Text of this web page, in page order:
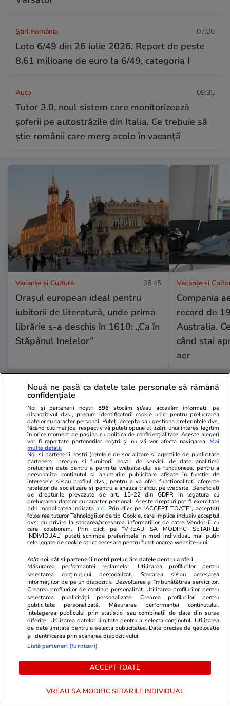
Știri România 07:00
Loto 6/49 din 26 iulie 2026. Report de peste
8,61 milioane de euro la 6/49, categoria I
Auto 09:35
Tutor 3.0, noul sistem care monitorizează
șoferii pe autostrăzile din Italia. Ce trebuie să
știe românii care merg acolo în vacanță
Vacanțe și Cultură 06:45
Orașul european ideal pentru
iubitorii de literatură, unde prima
librărie s-a deschis în 1610: „Ca în
Stăpânul Inelelor”
Vacanțe și
Compania
record de
Australia.
când stai
aer
Horoscop
Horoscop 26 iulie 2026. Racii
încep o perioadă mai dificilă în
relația cu superiorii, poate și pe
fondul unui volum mai mare de
muncă
Vacanțe și Cultură 24 iul.
Cum să călătoreşti doar cu
bagajul de mână. Ghid pentru
eficientizarea spaţiului
Lifestyle 22 iul.
Cum păstrăm brânza fără să
mucegăiască
Nouă ne pasă ca datele tale personale să rămână
confidențiale
Noi și partenerii noștri 596 stocăm și/sau accesăm informații pe
dispozitivul dvs., precum identificatorii cookie unici pentru prelucrarea
datelor cu caracter personal. Puteți accepta sau gestiona preferințele dvs.
făcând clic mai jos, respectiv vă puteți opune utilizării unui interes legitim
în orice moment pe pagina cu politica de confidențialitate. Aceste alegeri
vor fi raportate partenerilor noștri și nu vă vor afecta navigarea. Mai
multe detalii
Noi si partenerii nostri (retelele de socializare si agentiile de publicitate
partenere, precum si furnizorii nostri de servicii de date analitice)
prelucram date pentru a permite website-ului sa functioneze, pentru a
personaliza continutul si anunturile publicitare afisate in functie de
interesele si/sau profilul dvs., pentru a va oferi functionalitati aferente
retelelor de socializare si pentru a analiza traficul pe website. Beneficiati
de drepturile prevazute de art. 15-22 din GDPR in legatura cu
prelucrarea datelor cu caracter personal. Aceste drepturi pot fi exercitate
prin modalitatea indicataaici. Prin click pe “ACCEPT TOATE”, acceptati
folosirea tuturor Tehnologiilor de tip Cookie, care implica inclusiv acceptul
dvs. cu privire la stocarea/accesarea informatiilor de catre Vendor-ii cu
care colaboram. Prin click pe “VREAU SA MODIFIC SETARILE
INDIVIDUAL” puteti schimba preferintele in mod individual, mai putin
cele legate de cookie strict necesare pentru functionarea website-ului.
Atât noi, cât și partenerii noștri prelucrăm datele pentru a oferi:
Măsurarea performanței reclamelor. Utilizarea profilurilor pentru
selectarea conținutului personalizat. Stocarea și/sau accesarea
informațiilor de pe un dispozitiv. Dezvoltarea și îmbunătățirea serviciilor.
Crearea profilurilor de conținut personalizat. Utilizarea profilurilor pentru
selectarea publicității personalizate. Crearea profilurilor pentru
publicitate personalizată. Măsurarea performanței conținutului.
Înțelegerea publicului prin statistici sau combinații de date din surse
diferite. Utilizarea datelor limitate pentru a selecta conținutul. Utilizarea
de date limitate pentru a selecta publicitatea. Date precise de geolocație
și identificarea prin scanarea dispozitivului.
Listă parteneri (furnizori)
ACCEPT TOATE
VREAU SA MODIFIC SETARILE INDIVIDUAL